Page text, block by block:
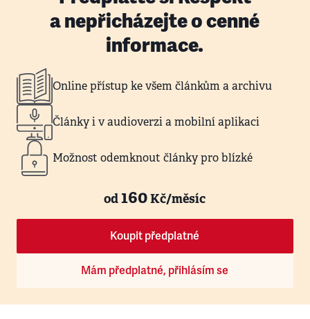
a nepřicházejte o cenné
informace.
Online přístup ke všem článkům a archivu
Články i v audioverzi a mobilní aplikaci
Možnost odemknout články pro blízké
od160Kč/měsíc
Koupit předplatné
Mám předplatné, přihlásím se